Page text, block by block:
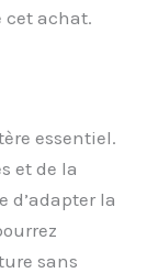
cet achat.
essentiel.
et de la
d’adapter la
sans